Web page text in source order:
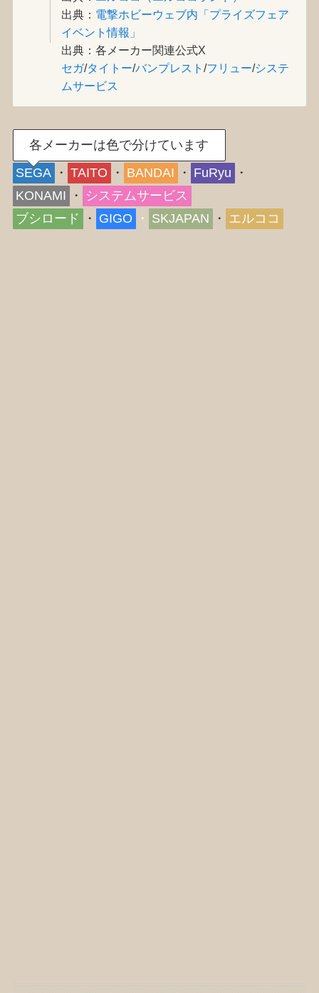
出典： 電撃ホビーウェブ内「プライズフェア
イベント情報」
出典：各メーカー関連公式X
セガ/タイトー/バンプレスト/フリュー/システ
ムサービス
各メーカーは色で分けています
SEGA ・ TAITO ・ BANDAI ・ FuRyu
・
KONAMI
・
システムサービス
ブシロード
・ GIGO ・ SKJAPAN ・ エルココ